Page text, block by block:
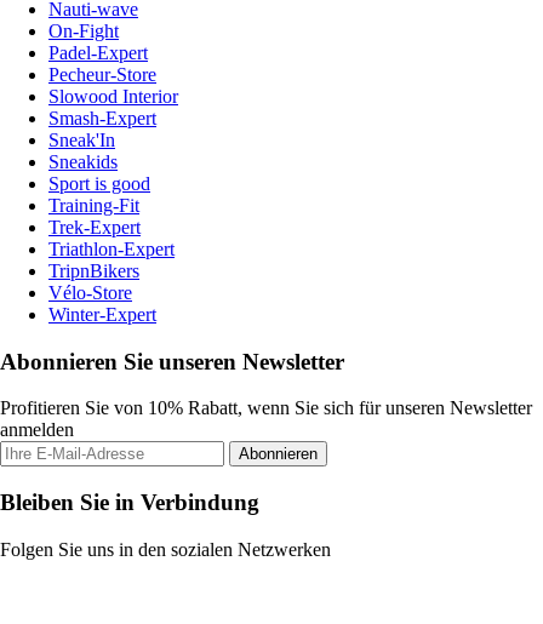
Nauti-wave
On-Fight
Padel-Expert
Pecheur-Store
Slowood Interior
Smash-Expert
Sneak'In
Sneakids
Sport is good
Training-Fit
Trek-Expert
Triathlon-Expert
TripnBikers
Vélo-Store
Winter-Expert
Abonnieren Sie unseren Newsletter
Profitieren Sie von 10% Rabatt, wenn Sie sich für unseren Newsletter
anmelden
Abonnieren
Bleiben Sie in Verbindung
Folgen Sie uns in den sozialen Netzwerken